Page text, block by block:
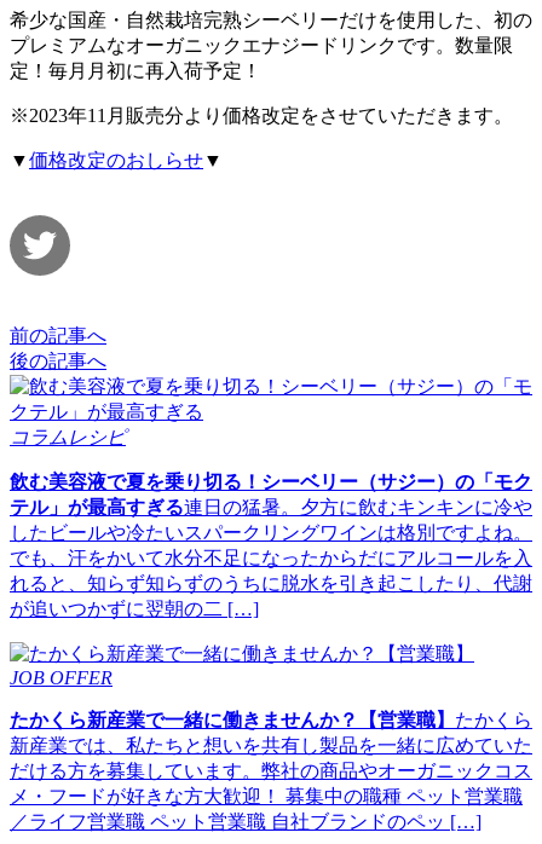
希少な国産・自然栽培完熟シーベリーだけを使用した、初の
プレミアムなオーガニックエナジードリンクです。数量限
定！毎月月初に再入荷予定！
※2023年11月販売分より価格改定をさせていただきます。
▼価格改定のおしらせ▼
前の記事へ
後の記事へ
コラムレシピ
飲む美容液で夏を乗り切る！シーベリー（サジー）の「モク
テル」が最高すぎる連日の猛暑。夕方に飲むキンキンに冷や
したビールや冷たいスパークリングワインは格別ですよね。
でも、汗をかいて水分不足になったからだにアルコールを入
れると、知らず知らずのうちに脱水を引き起こしたり、代謝
が追いつかずに翌朝の二 […]
JOB OFFER
たかくら新産業で一緒に働きませんか？【営業職】 たかくら
新産業では、私たちと想いを共有し製品を一緒に広めていた
だける方を募集しています。弊社の商品やオーガニックコス
メ・フードが好きな方大歓迎！ 募集中の職種 ペット営業職
／ライフ営業職 ペット営業職 自社ブランドのペッ […]